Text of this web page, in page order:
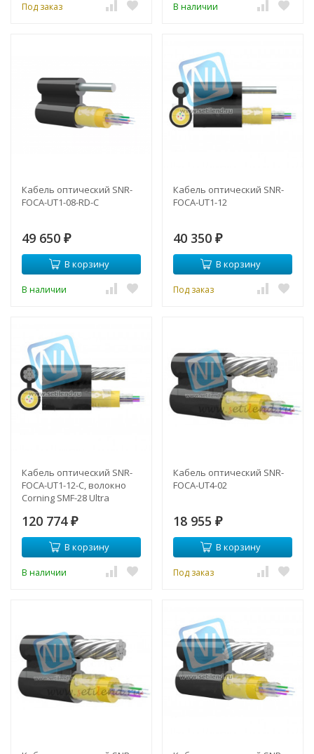
Под заказ В наличии
Кабель оптический SNR-
FOCA-UT1-08-RD-C
49 650 ₽
В корзину
В наличии
Кабель оптический SNR-
FOCA-UT1-12
40 350 ₽
В корзину
Под заказ
Кабель оптический SNR-
FOCA-UT1-12-C, волокно
Corning SMF-28 Ultra
120 774 ₽
В корзину
В наличии
Кабель оптический SNR-
FOCA-UT4-02
18 955 ₽
В корзину
Под заказ